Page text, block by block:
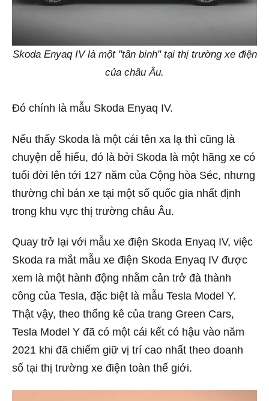
Skoda Enyaq IV là một "tân binh" tại thị trường xe điện
của châu Âu.
Đó chính là mẫu Skoda Enyaq IV.
Nếu thấy Skoda là một cái tên xa lạ thì cũng là
chuyện dễ hiểu, đó là bởi Skoda là một hãng xe có
tuổi đời lên tới 127 năm của Cộng hòa Séc, nhưng
thường chỉ bán xe tại một số quốc gia nhất định
trong khu vực thị trường châu Âu.
Quay trở lại với mẫu xe điện Skoda Enyaq IV, việc
Skoda ra mắt mẫu xe điện Skoda Enyaq IV được
xem là một hành động nhằm cản trở đà thành
công của Tesla, đặc biệt là mẫu Tesla Model Y.
Thật vậy, theo thống kê của trang Green Cars,
Tesla Model Y đã có một cái kết có hậu vào năm
2021 khi đã chiếm giữ vị trí cao nhất theo doanh
số tại thị trường xe điện toàn thế giới.